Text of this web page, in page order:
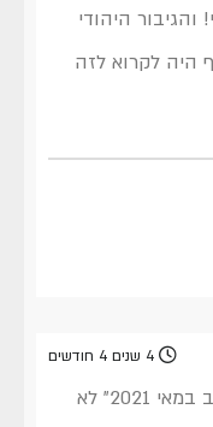
והגיבור היהודי
היה לקרוא לזה
4 שנים 4 חודשים
הלינק הזה : "ראשית, ממסמך שנכתב במאי 2021" לא